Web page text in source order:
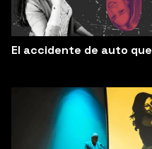
El accidente de auto